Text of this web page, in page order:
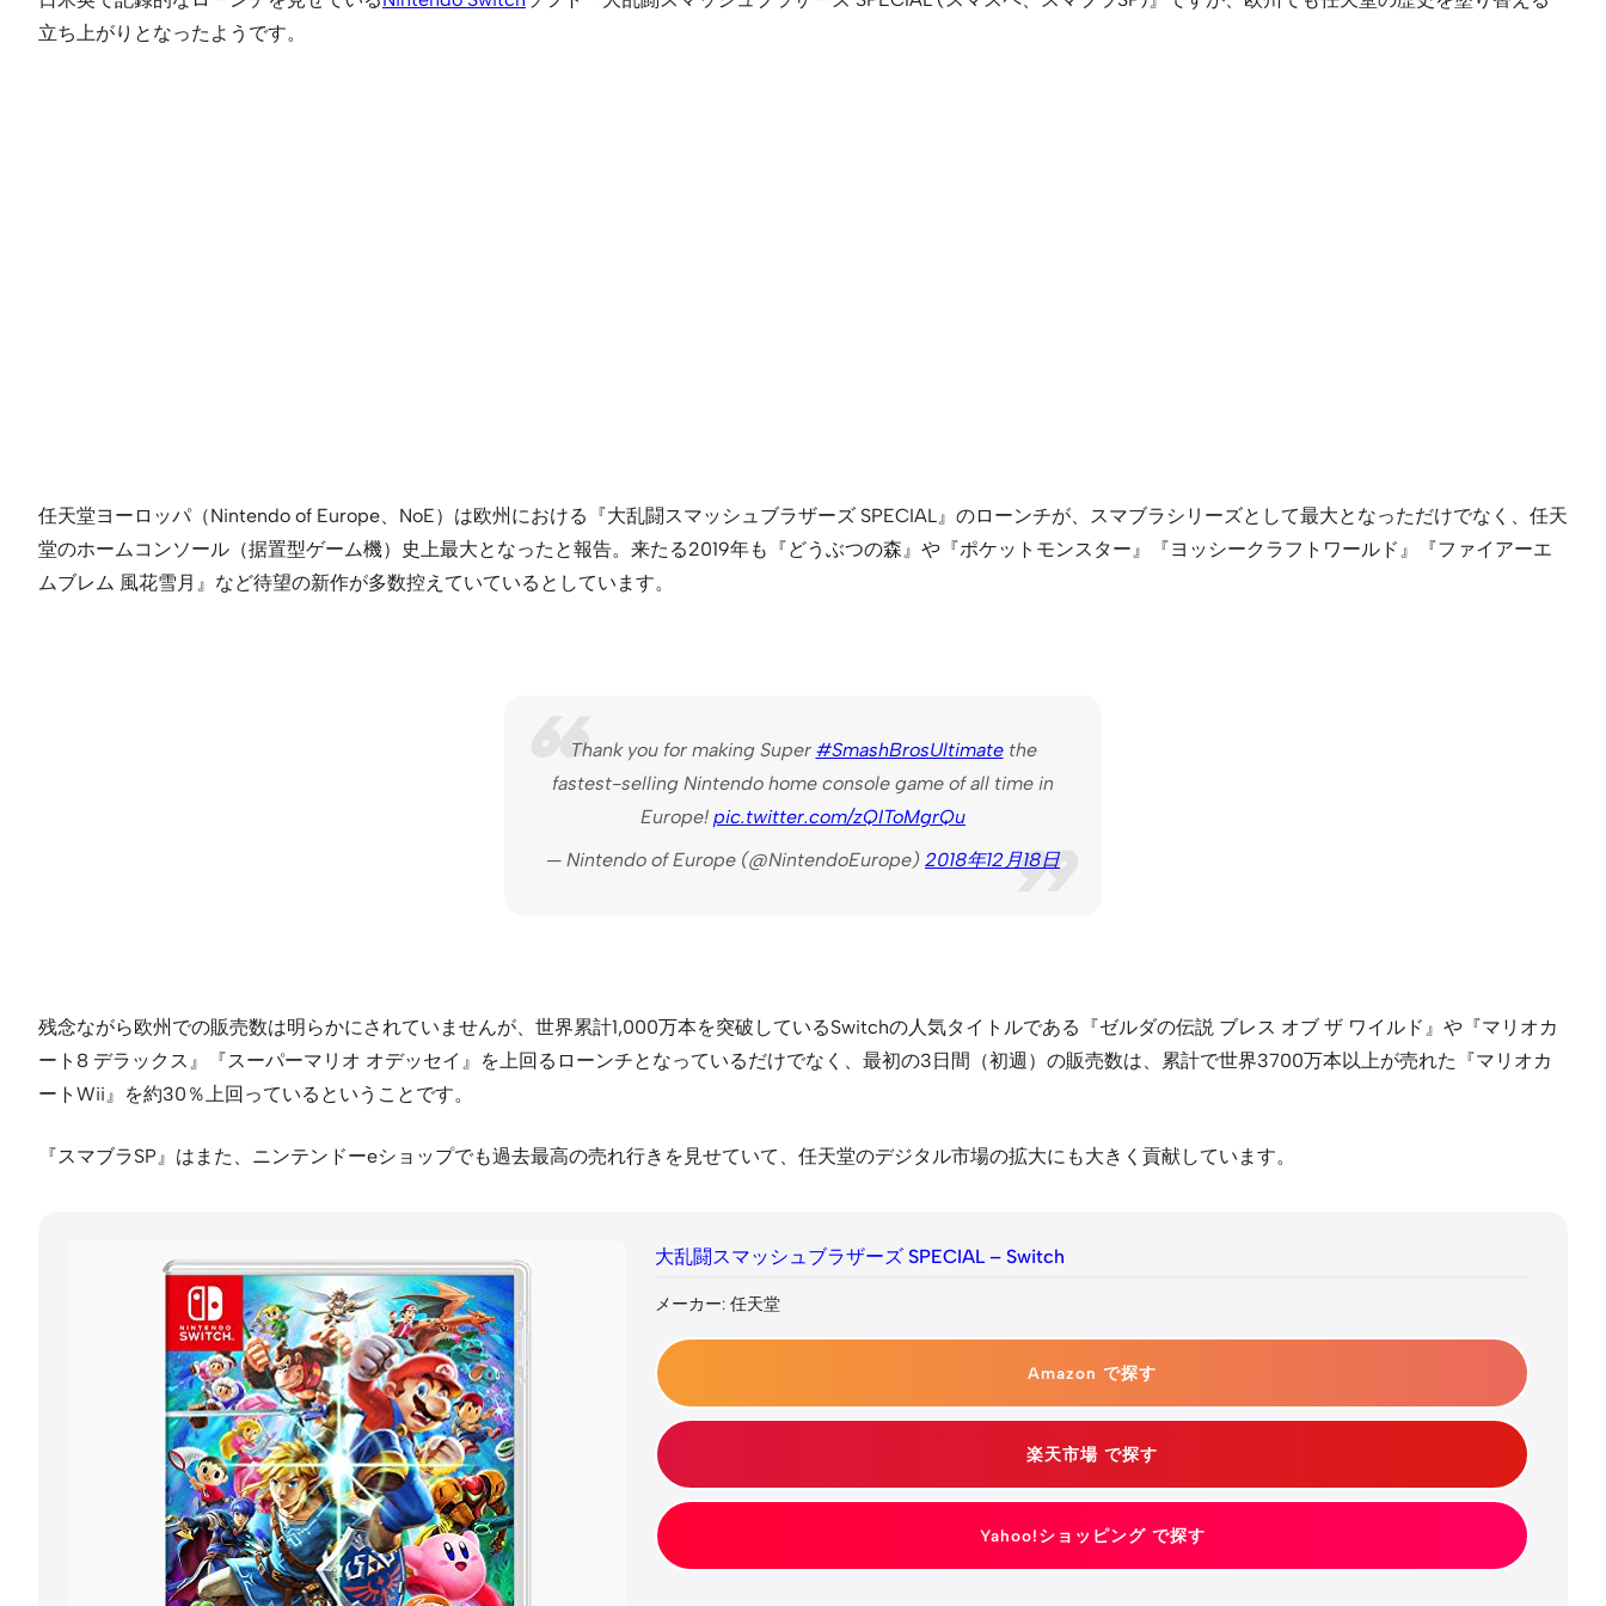
立ち上がりとなったようです。
任天堂ヨーロッパ（Nintendo of Europe、NoE）は欧州における『大乱闘スマッシュブラザーズ SPECIAL』のローンチが、スマブラシリーズとして最大となっただけでなく、任天
堂のホームコンソール（据置型ゲーム機）史上最大となったと報告。来たる2019年も『どうぶつの森』や『ポケットモンスター』『ヨッシークラフトワールド』『ファイアーエ
ムブレム 風花雪月』など待望の新作が多数控えていているとしています。
Thank you for making Super #SmashBrosUltimatethe
fastest-selling Nintendo home console game of all time in
Europe! pic.twitter.com/zQIToMgrQu
— Nintendo of Europe (@NintendoEurope) 2018年12月18日
残念ながら欧州での販売数は明らかにされていませんが、世界累計1,000万本を突破しているSwitchの人気タイトルである『ゼルダの伝説 ブレス オブ ザ ワイルド』や『マリオカ
ート8 デラックス』『スーパーマリオ オデッセイ』を上回るローンチとなっているだけでなく、最初の3日間（初週）の販売数は、累計で世界3700万本以上が売れた『マリオカ
ートWii』を約30％上回っているということです。
『スマブラSP』はまた、ニンテンドーeショップでも過去最高の売れ行きを見せていて、任天堂のデジタル市場の拡大にも大きく貢献しています。
大乱闘スマッシュブラザーズ SPECIAL – Switch
メーカー: 任天堂
Amazon で探す
楽天市場 で探す
Yahoo!ショッピング で探す